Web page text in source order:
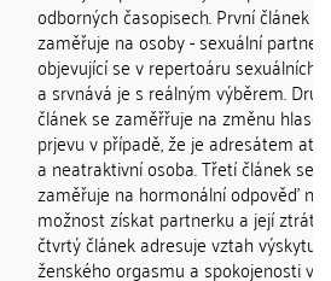
odborných časopisech. První článek se
zaměřuje na osoby - sexuální
objevující se v repertoáru sexuálních
a srvnává je s reálným výběrem.
článek se zaměřřuje na změnu
prjevu v případě, že je adresátem
a neatraktivní osoba. Třetí článek se
zaměřuje na hormonální odpověď na
možnost získat partnerku a její
čtvrtý článek adresuje vztah výskytu
ženského orgasmu a spokojenosti v